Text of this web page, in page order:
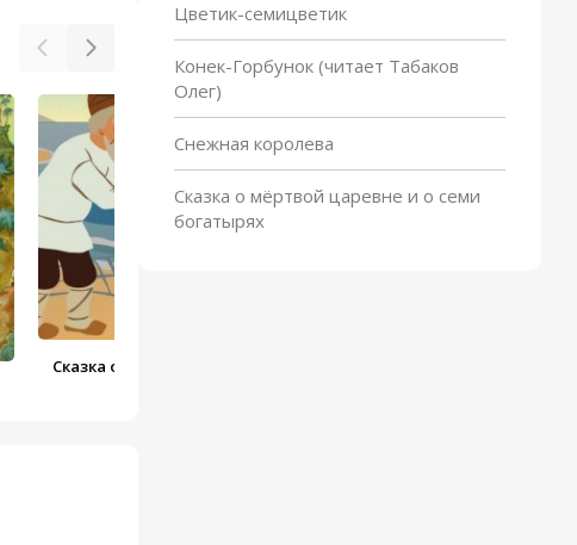
Сказка о Рыбаке и Рыбке
Царь Никита и сорок его
Цветик-семицветик
Конек-Горбунок (читает Табаков
Олег)
Снежная королева
Сказка о мёртвой царевне и о семи
богатырях